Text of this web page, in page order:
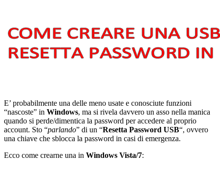
E’ probabilmente una delle meno usate e conosciute funzioni
“nascoste” in Windows, ma si rivela davvero un asso nella manica
quando si perde/dimentica la password per accedere al proprio
account. Sto “parlando” di un “Resetta Password USB“, ovvero
una chiave che sblocca la password in casi di emergenza.
Ecco come crearne una in Windows Vista/7: